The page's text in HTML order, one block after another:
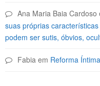
Ana Maria Baia Cardoso
suas próprias
podem ser sutis, óbvios,
Fabia em Reforma